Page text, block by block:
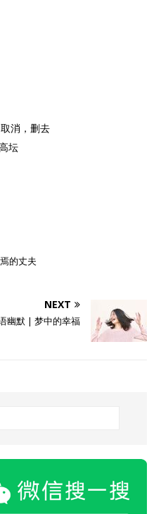
消，删去
坛
的丈夫
NEXT
幽默 | 梦中的幸福